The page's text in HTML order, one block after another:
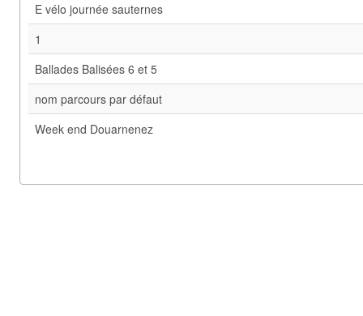
E vélo journée sauternes
1
Ballades Balisées 6 et 5
nom parcours par défaut
Week end Douarnenez